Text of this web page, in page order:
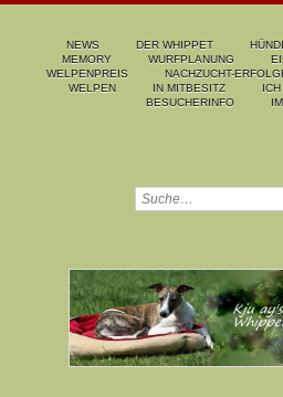
NEWS DER WHIPPET
MEMORY
WURFPLANUNG
WELPENPREIS
NACHZUCHT-
WELPEN
IN MITBESITZ
BESUCHERINFO